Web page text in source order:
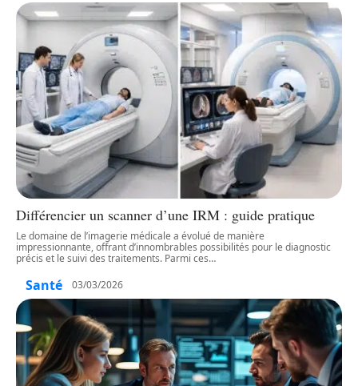
Différencier un scanner d’une IRM : guide pratique
Le domaine de l’imagerie médicale a évolué de manière
impressionnante, offrant d’innombrables possibilités pour le diagnostic
précis et le suivi des traitements. Parmi ces…
Santé 03/03/2026